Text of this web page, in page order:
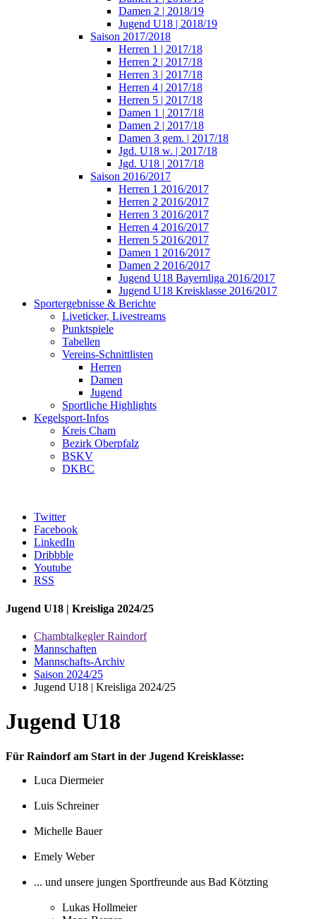
Damen 2 | 2018/19
Jugend U18 | 2018/19
Saison 2017/2018
Herren 1 | 2017/18
Herren 2 | 2017/18
Herren 3 | 2017/18
Herren 4 | 2017/18
Herren 5 | 2017/18
Damen 1 | 2017/18
Damen 2 | 2017/18
Damen 3 gem. | 2017/18
Jgd. U18 w. | 2017/18
Jgd. U18 | 2017/18
Saison 2016/2017
Herren 1 2016/2017
Herren 2 2016/2017
Herren 3 2016/2017
Herren 4 2016/2017
Herren 5 2016/2017
Damen 1 2016/2017
Damen 2 2016/2017
Jugend U18 Bayernliga 2016/2017
Jugend U18 Kreisklasse 2016/2017
Sportergebnisse & Berichte
Liveticker, Livestreams
Punktspiele
Tabellen
Vereins-Schnittlisten
Herren
Damen
Jugend
Sportliche Highlights
Kegelsport-Infos
Kreis Cham
Bezirk Oberpfalz
BSKV
DKBC
Twitter
Facebook
LinkedIn
Dribbble
Youtube
RSS
Jugend U18 | Kreisliga 2024/25
Chambtalkegler Raindorf
Mannschaften
Mannschafts-Archiv
Saison 2024/25
Jugend U18 | Kreisliga 2024/25
Jugend U18
Für Raindorf am Start in der Jugend Kreisklasse:
Luca Diermeier
Luis Schreiner
Michelle Bauer
Emely Weber
... und unsere jungen Sportfreunde aus Bad Kötzting
Lukas Hollmeier